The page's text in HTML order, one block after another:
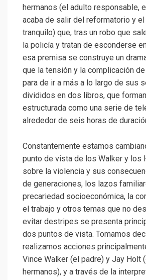
hermanos (el adulto responsable,
acaba de salir del reformatorio y
tranquilo) que, tras un robo que
la policía y tratan de esconderse
esa premisa se construye un
que la tensión y la complicación
para de ir a más a lo largo de sus
divididos en dos libros, que
estructurada como una serie de
alrededor de seis horas de
Constantemente estamos
punto de vista de los Walker y los
sobre la violencia y sus
de generaciones, los lazos
precariedad socioeconómica, la
el trabajo y otros temas que no
evitar destripes se presenta
dos puntos de vista. Tomamos
realizamos acciones
Vince Walker (el padre) y Jay Holt
hermanos), y a través de la